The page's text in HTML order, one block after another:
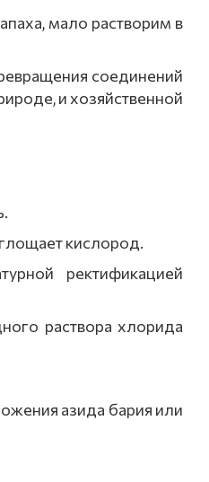
мало растворим в
соединений
и хозяйственной
кислород.
ректификацией
раствора хлорида
азида бария или